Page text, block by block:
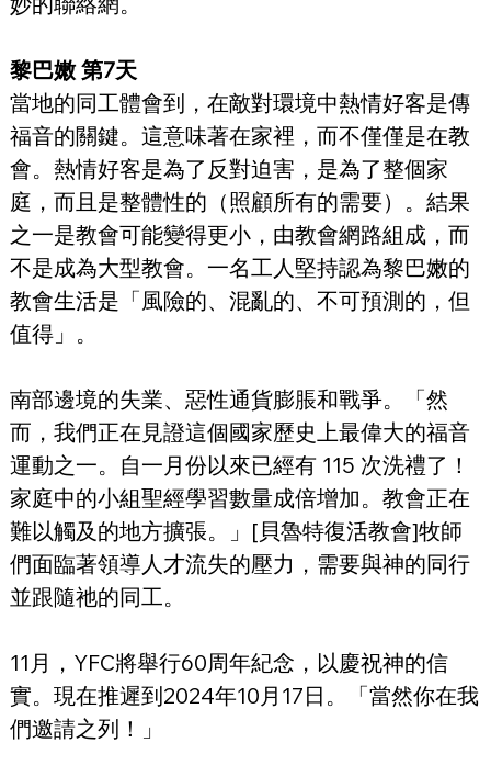
黎巴嫩 第7天
當地的同工體會到，在敵對環境中熱情好客是傳
福音的關鍵。這意味著在家裡，而不僅僅是在教
會。熱情好客是為了反對迫害，是為了整個家
庭，而且是整體性的（照顧所有的需要）。結果
之一是教會可能變得更小，由教會網路組成，而
不是成為大型教會。一名工人堅持認為黎巴嫩的
教會生活是「風險的、混亂的、不可預測的，但
值得」。
南部邊境的失業、惡性通貨膨脹和戰爭。「然
而，我們正在見證這個國家歷史上最偉大的福音
運動之一。自一月份以來已經有 115 次洗禮了！
家庭中的小組聖經學習數量成倍增加。教會正在
難以觸及的地方擴張。」[貝魯特復活教會]牧師
們面臨著領導人才流失的壓力，需要與神的同行
並跟隨祂的同工。
11月，YFC將舉行60周年紀念，以慶祝神的信
實。現在推遲到2024年10月17日。「當然你在我
們邀請之列！」